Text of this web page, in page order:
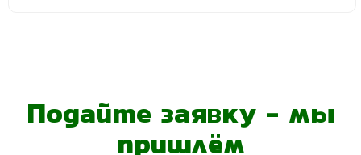
Подайте заявку - мы
пришлём